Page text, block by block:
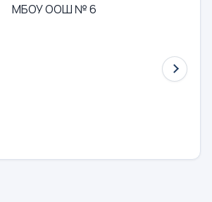
МБОУ ООШ № 6